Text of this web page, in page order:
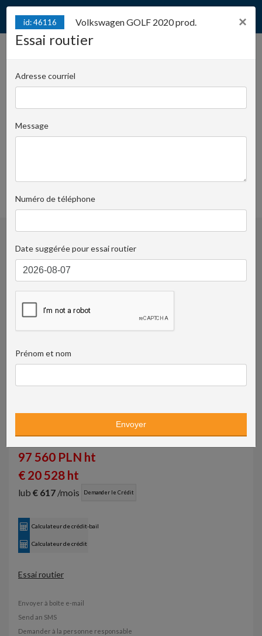
prod.
Juliana Konstantego Ordona 2A - biuro A | Numéro
de clé:
97
favoris
97 560 PLN ht
€ 20 528 ht
lub € 617 /mois Demander le Crédit
Calculateur de crédit-bail
Calculateur de crédit
Essai routier
Envoyer à boîte e-mail
Send an SMS
Demander à la personne responsable
×
id: 46116 Volkswagen GOLF 2020 prod.
Essai routier
Adresse courriel
Message
Numéro de téléphone
Date suggérée pour essai routier
Prénom et nom